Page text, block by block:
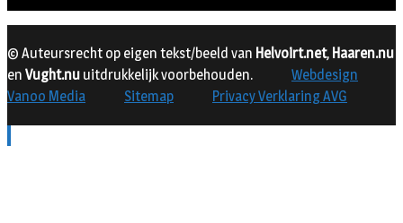
© Auteursrecht op eigen tekst/beeld van Helvoirt.net, Haaren.nu
en Vught.nu uitdrukkelijk voorbehouden.
Webdesign
Vanoo Media
Sitemap Privacy Verklaring AVG